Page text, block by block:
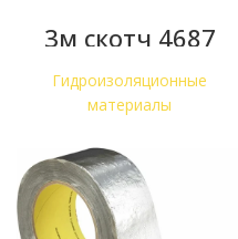
3м скотч 4687
Гидроизоляционные
материалы